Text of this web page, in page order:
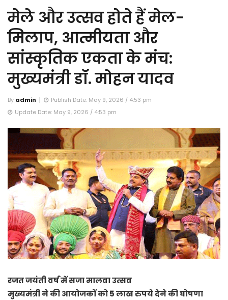
मेले और उत्सव होते हैं मेल-
मिलाप, आत्मीयता और
सांस्कृतिक एकता के मंच:
मुख्यमंत्री डॉ. मोहन यादव
By admin
Publish Date: May 9, 2026 / 4:53 pm
Update Date: May 9, 2026 / 4:53 pm
रजत जयंती वर्ष में सजा मालवा उत्सव
मुख्यमंत्री ने की आयोजकों को 5 लाख रुपये देने की घोषणा